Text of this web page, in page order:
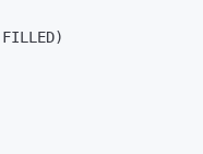
FILLED)